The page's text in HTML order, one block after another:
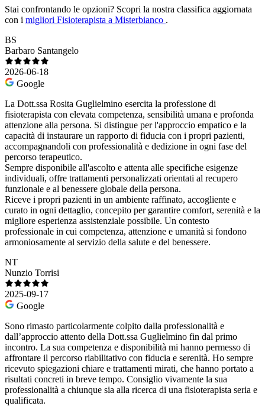
Stai confrontando le opzioni? Scopri la nostra classifica aggiornata
con i migliori Fisioterapista a Misterbianco .
BS
Barbaro Santangelo
2026-06-18
Google
La Dott.ssa Rosita Guglielmino esercita la professione di
fisioterapista con elevata competenza, sensibilità umana e profonda
attenzione alla persona. Si distingue per l'approccio empatico e la
capacità di instaurare un rapporto di fiducia con i propri pazienti,
accompagnandoli con professionalità e dedizione in ogni fase del
percorso terapeutico.
Sempre disponibile all'ascolto e attenta alle specifiche esigenze
individuali, offre trattamenti personalizzati orientati al recupero
funzionale e al benessere globale della persona.
Riceve i propri pazienti in un ambiente raffinato, accogliente e
curato in ogni dettaglio, concepito per garantire comfort, serenità e la
migliore esperienza assistenziale possibile. Un contesto
professionale in cui competenza, attenzione e umanità si fondono
armoniosamente al servizio della salute e del benessere.
NT
Nunzio Torrisi
2025-09-17
Google
Sono rimasto particolarmente colpito dalla professionalità e
dall’approccio attento della Dott.ssa Guglielmino fin dal primo
incontro. La sua competenza e disponibilità mi hanno permesso di
affrontare il percorso riabilitativo con fiducia e serenità. Ho sempre
ricevuto spiegazioni chiare e trattamenti mirati, che hanno portato a
risultati concreti in breve tempo. Consiglio vivamente la sua
professionalità a chiunque sia alla ricerca di una fisioterapista seria e
qualificata.